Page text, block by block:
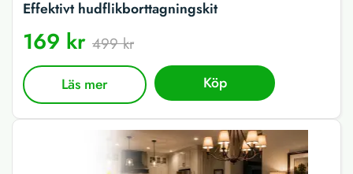
Effektivt hudflikborttagningskit
169 kr 499 kr
Läs mer Köp